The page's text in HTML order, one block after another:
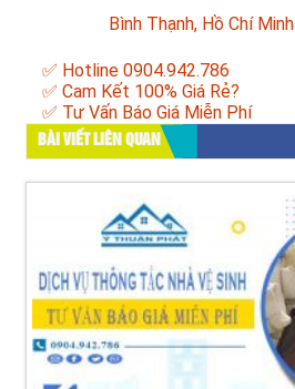
Bình Thạnh, Hồ Chí Minh
✅ Hotline 0904.942.786
✅ Cam Kết 100% Giá Rẻ?
✅ Tư Vấn Báo Giá Miễn Phí
BÀI VIẾT LIÊN QUAN